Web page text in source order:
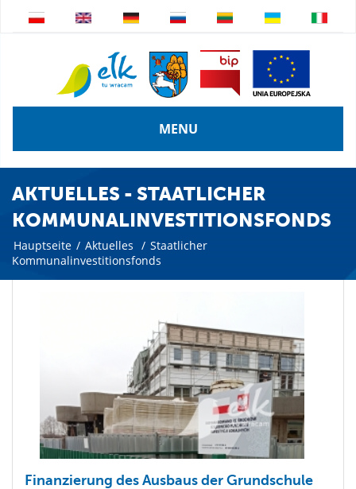
MENU
AKTUELLES - STAATLICHER
KOMMUNALINVESTITIONSFONDS
Hauptseite / Aktuelles / Staatlicher
Kommunalinvestitionsfonds
Finanzierung des Ausbaus der Grundschule